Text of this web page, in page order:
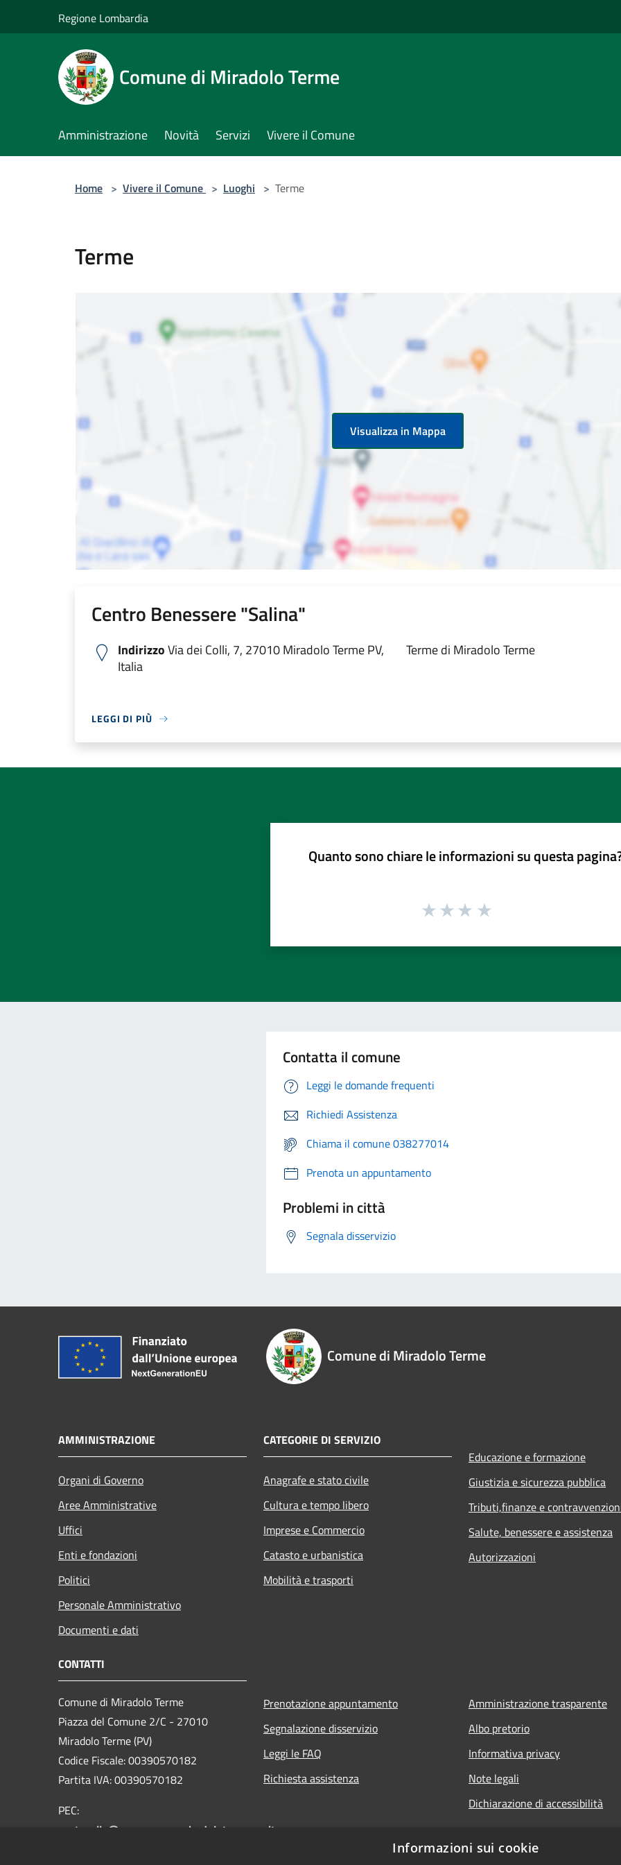
Regione Lombardia
Comune di Miradolo Terme
Amministrazione Novità Servizi Vivere il Comune
Home > Vivere il Comune > Luoghi > Terme
Terme
Visualizza in Mappa
Centro Benessere "Salina"
IndirizzoVia dei Colli, 7, 27010 Miradolo Terme PV,
Italia
Terme di Miradolo Terme
LEGGI DI PIÙ
Quanto sono chiare le informazioni su questa
Contatta il comune
Leggi le domande frequenti
Richiedi Assistenza
Chiama il comune 038277014
Prenota un appuntamento
Problemi in città
Segnala disservizio
Comune di Miradolo Terme
AMMINISTRAZIONE
Organi di Governo
Aree Amministrative
Uffici
Enti e fondazioni
Politici
Personale Amministrativo
Documenti e dati
CATEGORIE DI SERVIZIO
Anagrafe e stato civile
Cultura e tempo libero
Imprese e Commercio
Catasto e urbanistica
Mobilità e trasporti
Educazione e formazione
Giustizia e sicurezza pubblica
Tributi,finanze e
Salute, benessere e assistenza
Autorizzazioni
CONTATTI
Comune di Miradolo Terme
Piazza del Comune 2/C - 27010
Miradolo Terme (PV)
Codice Fiscale: 00390570182
Partita IVA: 00390570182
PEC:
protocollo@pec.comune.miradoloterme.pv.it
Prenotazione appuntamento
Segnalazione disservizio
Leggi le FAQ
Richiesta assistenza
Amministrazione trasparente
Albo pretorio
Informativa privacy
Note legali
Dichiarazione di accessibilità
Informazioni sui cookie